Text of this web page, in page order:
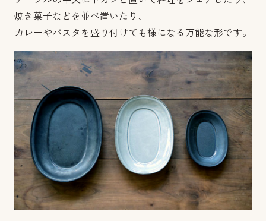
焼き菓子などを並べ置いたり、
カレーやパスタを盛り付けても様になる万能な形です。